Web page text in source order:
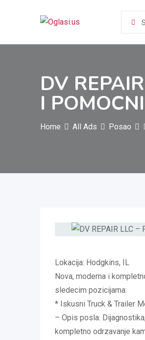
DV
I
Home All Ads Posao
Lokacija: Hodgkins, IL
Nova, moderna i
sledecim pozicijama:
* Iskusni Truck & Trailer
– Opis posla:
kompletno odrzavanje